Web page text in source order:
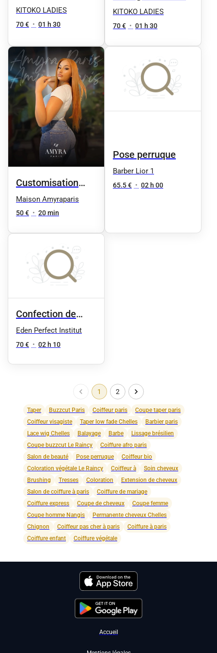
PERRUQUE
KITOKO LADIES
70 € • 01 h 30
+4 tresses
KITOKO LADIES
70 € • 01 h 30
Customisation
Lace
Maison Amyraparis
50 € • 20 min
Pose perruque
Barber Lior 1
65.5 € • 02 h 00
Confection de
perruque ouverte
lace wig
Eden Perfect Institut
70 € • 02 h 10
1 2
Taper Buzzcut Paris Coiffeur paris
Coupe taper paris
Coiffeur visagiste
Taper low fade Chelles
Barbier paris
Lace wig Chelles
Balayage Barbe
Lissage brésilien
Coupe buzzcut Le Raincy
Coiffure afro paris
Salon de beauté
Pose perruque
Coiffeur bio
Coloration végétale Le Raincy
Coiffeur à
Soin cheveux
Brushing
Tresses Coloration
Extension de cheveux
Salon de coiffure à paris
Coiffure de mariage
Coiffure express
Coupe de cheveux
Coupe femme
Coupe homme Nangis
Permanente cheveux Chelles
Chignon
Coiffeur pas cher à paris
Coiffure à paris
Coiffure enfant
Coiffure végétale
Accueil